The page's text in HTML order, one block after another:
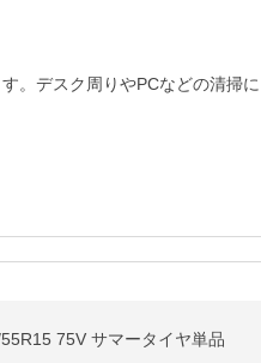
。デスク周りやPCなどの清掃
75V サマータイヤ単品